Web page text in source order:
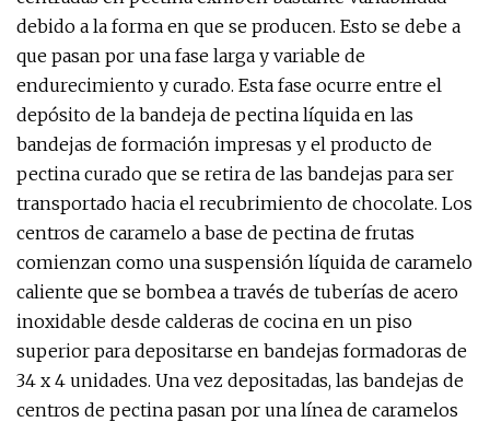
debido a la forma en que se producen. Esto se debe a
que pasan por una fase larga y variable de
endurecimiento y curado. Esta fase ocurre entre el
depósito de la bandeja de pectina líquida en las
bandejas de formación impresas y el producto de
pectina curado que se retira de las bandejas para ser
transportado hacia el recubrimiento de chocolate. Los
centros de caramelo a base de pectina de frutas
comienzan como una suspensión líquida de caramelo
caliente que se bombea a través de tuberías de acero
inoxidable desde calderas de cocina en un piso
superior para depositarse en bandejas formadoras de
34 x 4 unidades. Una vez depositadas, las bandejas de
centros de pectina pasan por una línea de caramelos